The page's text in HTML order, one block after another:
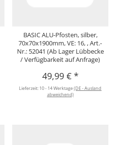
BASIC ALU-Pfosten, silber,
70x70x1900mm, VE: 16, , Art.-
Nr.: 52041 (Ab Lager Lübbecke
/ Verfügbarkeit auf Anfrage)
49,99 € *
Lieferzeit: 10 - 14 Werktage(DE - Ausland
abweichend)